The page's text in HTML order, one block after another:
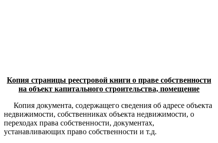
Копия страницы реестровой книги о праве собственности
на объект капитального строительства, помещение
Копия документа, содержащего сведения об адресе объекта
недвижимости, собственниках объекта недвижимости, о
переходах права собственности, документах,
устанавливающих право собственности и т.д.